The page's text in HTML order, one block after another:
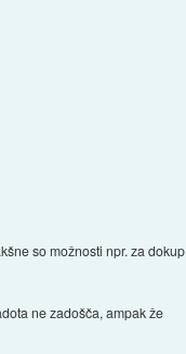
so možnosti npr. za dokup
ne zadošča, ampak že